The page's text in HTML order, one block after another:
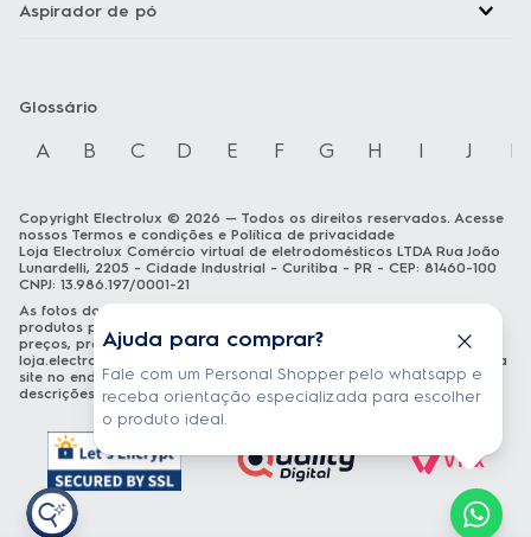
Ajuda para comprar?
Fale com um Personal Shopper pelo whatsapp e
receba orientação especializada para escolher
o produto ideal.
Aspirador de pó
Glossário
A B C D E F G H I J K
Copyright Electrolux © 2026 — Todos os direitos reservados. Acesse
nossos Termos e condições e Política de privacidade
Loja Electrolux Comércio virtual de eletrodomésticos LTDA Rua João
Lunardelli, 2205 - Cidade Industrial - Curitiba - PR - CEP: 81460-100
CNPJ: 13.986.197/0001-21
As fotos dos produtos são meramente ilustrativas. A venda dos
produtos publicados está sujeita a disponibilidade de estoque. Os
preços, promoções e formas de pagamento publicados em
loja.electrolux.com.br
estão válidos exclusivamente para compra via
site no endereço mencionado. As especificações técnicas e
descrições estão sujeitas a alterações sem aviso prévio.